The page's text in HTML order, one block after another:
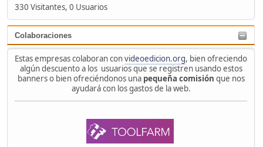
330 Visitantes, 0 Usuarios
Colaboraciones
Estas empresas colaboran convideoedicion.org, bien ofreciendo
algún descuento a los usuarios que se registren usando estos
banners o bien ofreciéndonos una pequeña comisión que nos
ayudará con los gastos de la web.